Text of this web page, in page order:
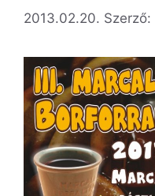
2013.02.20. Szerző: